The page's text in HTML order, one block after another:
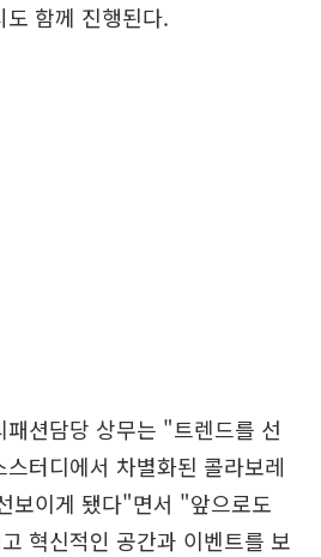
함께 진행된다.
션담당 상무는 "트렌드를 선
터디에서 차별화된 콜라보레
보이게 됐다"면서 "앞으로도
혁신적인 공간과 이벤트를 보